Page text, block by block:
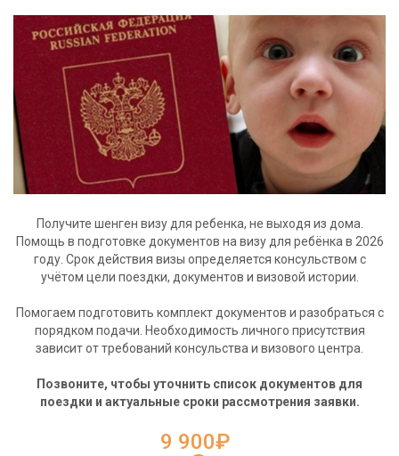
Получите шенген визу для ребенка, не выходя из дома.
Помощь в подготовке документов на визу для ребёнка в 2026
году. Срок действия визы определяется консульством с
учётом цели поездки, документов и визовой истории.
Помогаем подготовить комплект документов и разобраться с
порядком подачи. Необходимость личного присутствия
зависит от требований консульства и визового центра.
Позвоните, чтобы уточнить список документов для
поездки и актуальные сроки рассмотрения заявки.
9 900₽